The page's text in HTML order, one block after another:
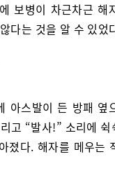
보병이 차근차근 해
다는 것을 알 수 있었
아스발이 든 방패 옆
고 “발사!” 소리에
졌다. 해자를 메우는